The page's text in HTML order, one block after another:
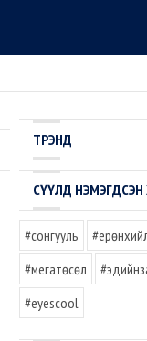
ТРЭНД
СҮҮЛД
#сонгууль
#мегатөсөл
#eyescool